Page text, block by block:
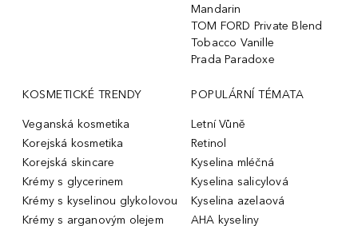
Mandarin
TOM FORD Private Blend
Tobacco Vanille
Prada Paradoxe
KOSMETICKÉ TRENDY
Veganská kosmetika
Korejská kosmetika
Korejská skincare
Krémy s glycerinem
Krémy s kyselinou glykolovou
Krémy s arganovým olejem
POPULÁRNÍ TÉMATA
Letní Vůně
Retinol
Kyselina mléčná
Kyselina salicylová
Kyselina azelaová
AHA kyseliny